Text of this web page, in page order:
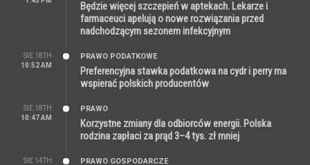
Będzie więcej szczepień w aptekach. Lekarze i
farmaceuci apelują o nowe rozwiązania przed
nadchodzącym sezonem infekcyjnym
SIE 18TH
10:52 AM
PRAWO PODATKOWE
Preferencyjna stawka podatkowa na cydr i perry ma
wspierać polskich producentów
SIE 18TH
10:47 AM
PRAWO
Korzystne zmiany dla odbiorców energii. Polska
rodzina zapłaci za prąd 3–4 tys. zł mniej
SIE 14TH PRAWO GOSPODARCZE